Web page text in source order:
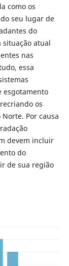
como os
seu lugar de
do
atual
nas
essa
esgotamento
os
Por causa
devem incluir
do
de sua região